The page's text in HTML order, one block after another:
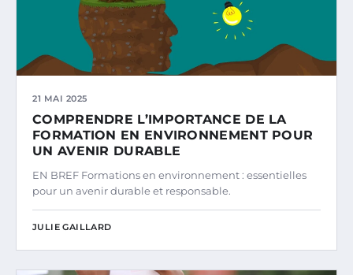
21 MAI 2025
COMPRENDRE L’IMPORTANCE DE LA
FORMATION EN ENVIRONNEMENT POUR
UN AVENIR DURABLE
EN BREF Formations en environnement : essentielles
pour un avenir durable et responsable.
JULIE GAILLARD